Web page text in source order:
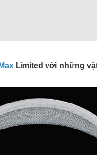
Limited với những